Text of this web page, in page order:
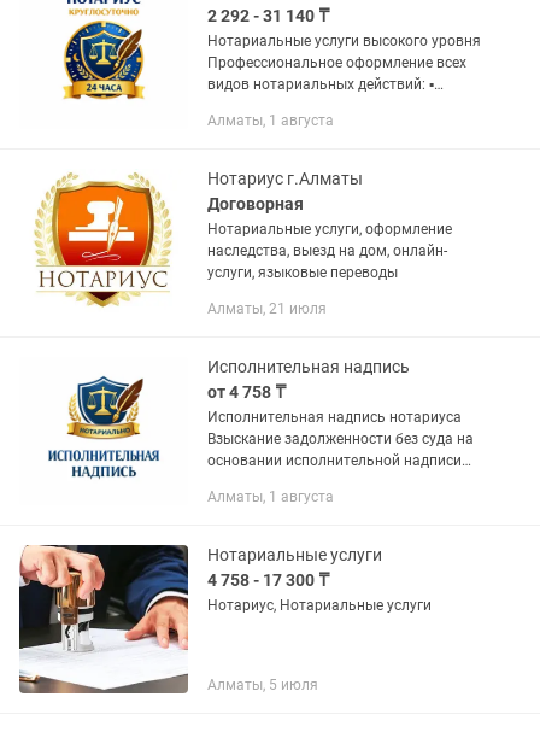
2 292 - 31 140 ₸
Нотариальные услуги высокого уровня
Профессиональное оформление всех
видов нотариальных действий: ▪
исполнительные надписи ▪
договоры...
Алматы, 1 августа
Нотариус г.Алматы
Договорная
Нотариальные услуги, оформление
наследства, выезд на дом, онлайн-
услуги, языковые переводы
Алматы, 21 июля
Исполнительная надпись
от 4 758 ₸
Исполнительная надпись нотариуса
Взыскание задолженности без суда на
основании исполнительной надписи
законное взыскание долга ✔ экономия
Алматы, 1 августа
Нотариальные услуги
4 758 - 17 300 ₸
Нотариус, Нотариальные услуги
Алматы, 5 июля